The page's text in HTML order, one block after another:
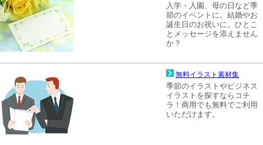
入学・入園、母の日など季
節のイベントに。結婚やお
誕生日のお祝いに。ひとこ
とメッセージを添えません
か？
無料イラスト素材集
季節のイラストやビジネス
イラストを探すならコチ
ラ！商用でも無料でご利用
いただけます。